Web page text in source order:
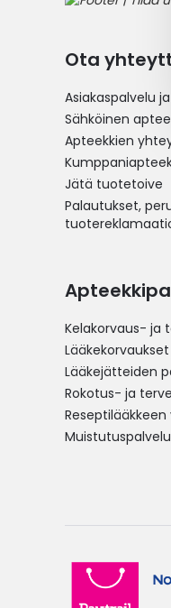
Ota
Asiakaspalvelu
Sähköinen
Apteekkien
Jätä tuotetoive
Palautukset,
Kelakorvaus- ja
Lääkejätteiden
Rokotus- ja
Reseptilääkkeen
Muistutuspalvelu